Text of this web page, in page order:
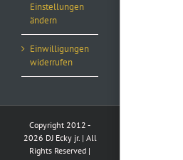
Einstellungen
ändern
Einwilligungen
widerrufen
Copyright 2012 -
2026 DJ Ecky jr. | All
Rights Reserved |